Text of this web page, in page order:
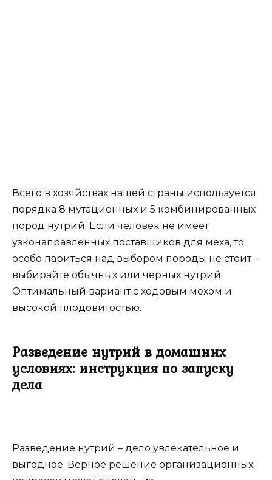
Всего в хозяйствах нашей страны используется
порядка 8 мутационных и 5 комбинированных
пород нутрий. Если человек не имеет
узконаправленных поставщиков для меха, то
особо париться над выбором породы не стоит –
выбирайте обычных или черных нутрий.
Оптимальный вариант с ходовым мехом и
высокой плодовитостью.
Разведение нутрий в домашних
условиях: инструкция по запуску
дела
Разведение нутрий – дело увлекательное и
выгодное. Верное решение организационных